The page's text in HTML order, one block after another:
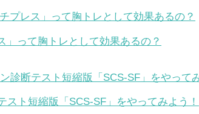
」って胸トレとして効果あるの？
ト短縮版「SCS-SF」をやってみよう！